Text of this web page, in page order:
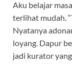
Aku belajar
terlihat mudah.
Nyatanya
loyang. Dapur
jadi kurator